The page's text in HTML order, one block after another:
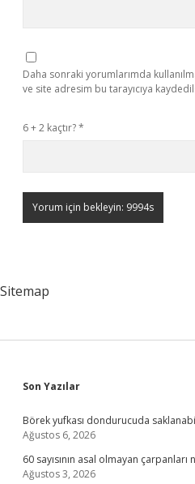
Daha sonraki yorumlarımda
ve site adresim bu tarayıcıya
6 + 2 kaçtır?*
Sitemap
Sidebar
Son Yazılar
Börek yufkası dondurucuda
Ağustos 6, 2026
60 sayısının asal olmayan çarpanları
Ağustos 3, 2026